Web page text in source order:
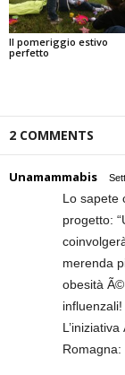
Il pomeriggio estivo
perfetto
2 COMMENTS
Unamammabis
Lo sapete
progetto:
merenda
obesità
influenzali!
Romagna: